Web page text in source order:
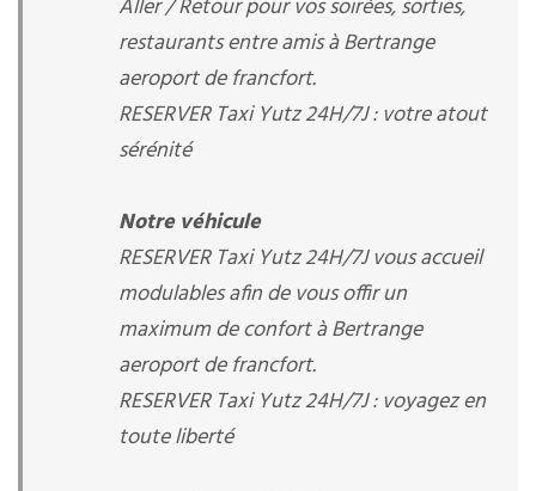
Aller / Retour pour vos soirées, sorties,
restaurants entre amis à Bertrange
aeroport de francfort.
RESERVER Taxi Yutz 24H/7J : votre atout
sérénité
Notre véhicule
RESERVER Taxi Yutz 24H/7J vous accueil
modulables afin de vous offir un
maximum de confort à Bertrange
aeroport de francfort.
RESERVER Taxi Yutz 24H/7J : voyagez en
toute liberté